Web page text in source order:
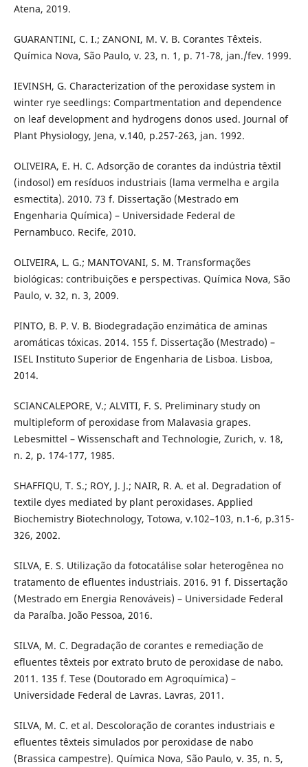
Atena, 2019.
GUARANTINI, C. I.; ZANONI, M. V. B. Corantes Têxteis.
Química Nova, São Paulo, v. 23, n. 1, p. 71-78, jan./fev. 1999.
IEVINSH, G. Characterization of the peroxidase system in
winter rye seedlings: Compartmentation and dependence
on leaf development and hydrogens donos used. Journal of
Plant Physiology, Jena, v.140, p.257-263, jan. 1992.
OLIVEIRA, E. H. C. Adsorção de corantes da indústria têxtil
(indosol) em resíduos industriais (lama vermelha e argila
esmectita). 2010. 73 f. Dissertação (Mestrado em
Engenharia Química) – Universidade Federal de
Pernambuco. Recife, 2010.
OLIVEIRA, L. G.; MANTOVANI, S. M. Transformações
biológicas: contribuições e perspectivas. Química Nova, São
Paulo, v. 32, n. 3, 2009.
PINTO, B. P. V. B. Biodegradação enzimática de aminas
aromáticas tóxicas. 2014. 155 f. Dissertação (Mestrado) –
ISEL Instituto Superior de Engenharia de Lisboa. Lisboa,
2014.
SCIANCALEPORE, V.; ALVITI, F. S. Preliminary study on
multipleform of peroxidase from Malavasia grapes.
Lebesmittel – Wissenschaft and Technologie, Zurich, v. 18,
n. 2, p. 174-177, 1985.
SHAFFIQU, T. S.; ROY, J. J.; NAIR, R. A. et al. Degradation of
textile dyes mediated by plant peroxidases. Applied
Biochemistry Biotechnology, Totowa, v.102–103, n.1-6, p.315-
326, 2002.
SILVA, E. S. Utilização da fotocatálise solar heterogênea no
tratamento de efluentes industriais. 2016. 91 f. Dissertação
(Mestrado em Energia Renováveis) – Universidade Federal
da Paraíba. João Pessoa, 2016.
SILVA, M. C. Degradação de corantes e remediação de
efluentes têxteis por extrato bruto de peroxidase de nabo.
2011. 135 f. Tese (Doutorado em Agroquímica) –
Universidade Federal de Lavras. Lavras, 2011.
SILVA, M. C. et al. Descoloração de corantes industriais e
efluentes têxteis simulados por peroxidase de nabo
(Brassica campestre). Química Nova, São Paulo, v. 35, n. 5,